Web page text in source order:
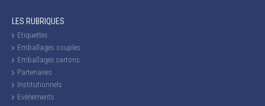
LES RUBRIQUES
Etiquettes
Emballages souples
Emballages cartons
Partenaires
Institutionnels
Evénements